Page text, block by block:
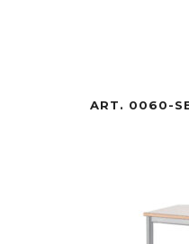
ART. 0060-